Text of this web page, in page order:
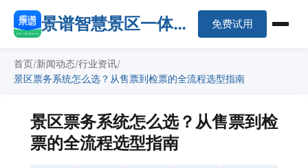
景谱智慧景区一体化
免费试用
首页 新闻动态 行业资讯
景区票务系统怎么选？从售票到检票的全流程选型指南
景区票务系统怎么选？从售票到检
票的全流程选型指南